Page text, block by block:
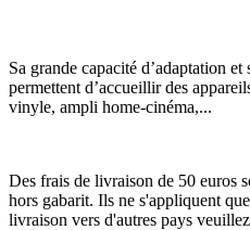
Sa grande capacité d’adaptation
permettent d’accueillir des
vinyle, ampli home-cinéma,...
Des frais de livraison de 50 euros
hors gabarit. Ils ne s'appliquent
livraison vers d'autres pays